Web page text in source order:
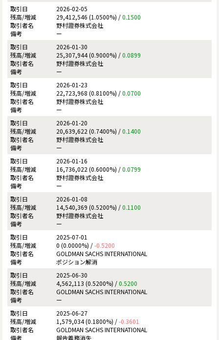
2026-02-05
29,412,546 (1.0500%) /0.1500
野村證券株式会社
ー
2026-01-30
25,307,944 (0.9000%) /0.0899
野村證券株式会社
ー
2026-01-23
22,723,968 (0.8100%) /0.0700
野村證券株式会社
ー
2026-01-20
20,639,622 (0.7400%) /0.1400
野村證券株式会社
ー
2026-01-16
16,736,022 (0.6000%) /0.0799
野村證券株式会社
ー
2026-01-08
14,540,369 (0.5200%) /0.1100
野村證券株式会社
ー
2025-07-01
0 (0.0000%) /-0.5200
GOLDMAN SACHS INTERNATIONAL
ポジション解消
2025-06-30
4,562,113 (0.5200%) /0.5200
GOLDMAN SACHS INTERNATIONAL
ー
2025-06-27
1,579,034 (0.1800%) /-0.3601
GOLDMAN SACHS INTERNATIONAL
報告義務消失